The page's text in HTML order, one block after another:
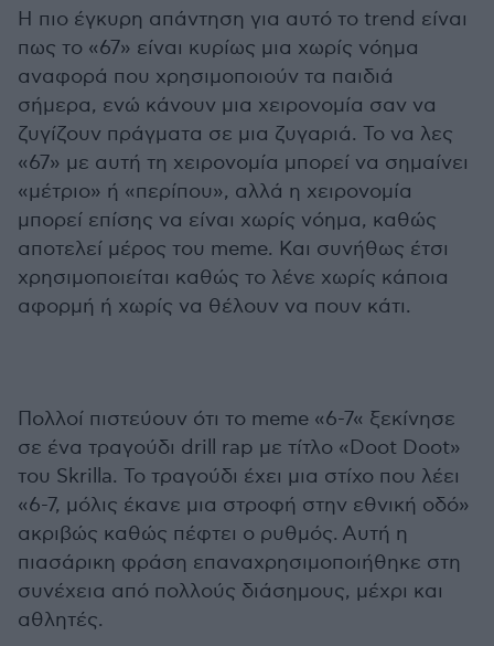
Η πιο έγκυρη απάντηση για αυτό το trend είναι
πως το «67» είναι κυρίως μια χωρίς νόημα
αναφορά που χρησιμοποιούν τα παιδιά
σήμερα, ενώ κάνουν μια χειρονομία σαν να
ζυγίζουν πράγματα σε μια ζυγαριά. Το να λες
«67» με αυτή τη χειρονομία μπορεί να σημαίνει
«μέτριο» ή «περίπου», αλλά η χειρονομία
μπορεί επίσης να είναι χωρίς νόημα, καθώς
αποτελεί μέρος του meme. Και συνήθως έτσι
χρησιμοποιείται καθώς το λένε χωρίς κάποια
αφορμή ή χωρίς να θέλουν να πουν κάτι.
Πολλοί πιστεύουν ότι το meme «6-7« ξεκίνησε
σε ένα τραγούδι drill rap με τίτλο «Doot Doot»
του Skrilla. Το τραγούδι έχει μια στίχο που λέει
«6-7, μόλις έκανε μια στροφή στην εθνική οδό»
ακριβώς καθώς πέφτει ο ρυθμός. Αυτή η
πιασάρικη φράση επαναχρησιμοποιήθηκε στη
συνέχεια από πολλούς διάσημους, μέχρι και
αθλητές.